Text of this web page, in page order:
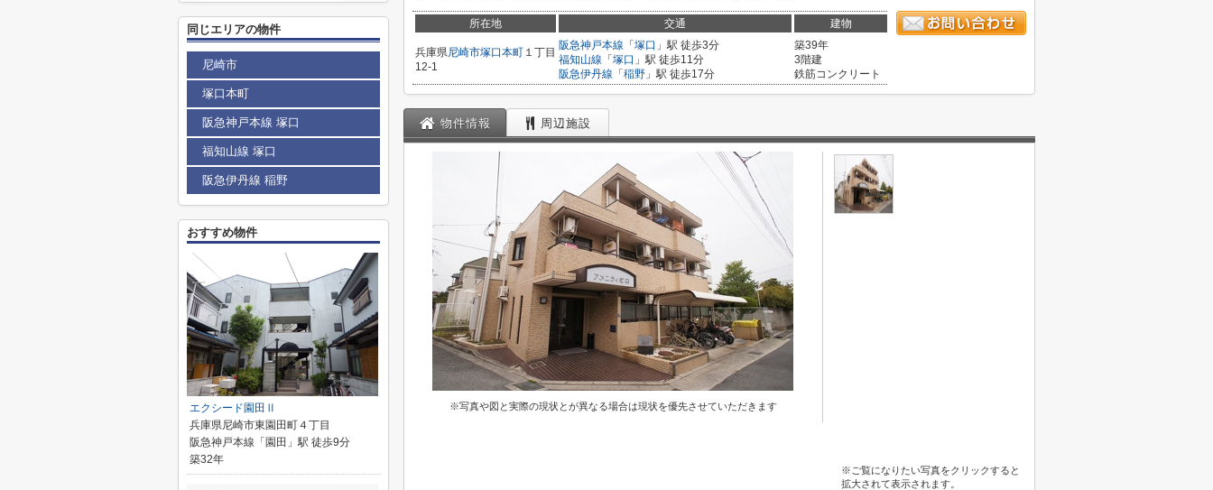
所在地 交通 建物
兵庫県尼崎市塚口本町 １丁目
12-1
阪急神戸本線 「 塚口 」駅 徒歩3分
福知山線 「 塚口 」駅 徒歩11分
阪急伊丹線 「 稲野 」駅 徒歩17分
築39年
3階建
鉄筋コンクリート
物件情報 周辺施設
※写真や図と実際の現状とが異なる場合は現状を優先させていただきます
※ご覧になりたい写真をクリックすると
拡大されて表示されます。
同じエリアの物件
尼崎市
塚口本町
阪急神戸本線 塚口
福知山線 塚口
阪急伊丹線 稲野
おすすめ物件
エクシード園田Ⅱ
兵庫県尼崎市東園田町４丁目
阪急神戸本線「園田」駅 徒歩9分
築32年